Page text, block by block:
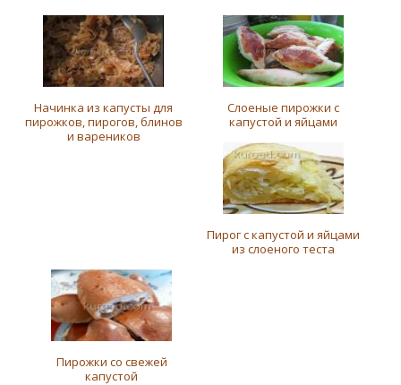
Начинка из капусты для
пирожков, пирогов, блинов
и вареников
Слоеные пирожки с
капустой и яйцами
Пирог с капустой и яйцами
из слоеного теста
Пирожки со свежей
капустой